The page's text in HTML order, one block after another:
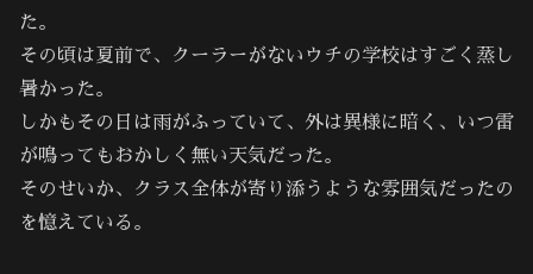
た。
その頃は夏前で、クーラーがないウチの学校はすごく蒸し
暑かった。
しかもその日は雨がふっていて、外は異様に暗く、いつ雷
が鳴ってもおかしく無い天気だった。
そのせいか、クラス全体が寄り添うような雰囲気だったの
を憶えている。